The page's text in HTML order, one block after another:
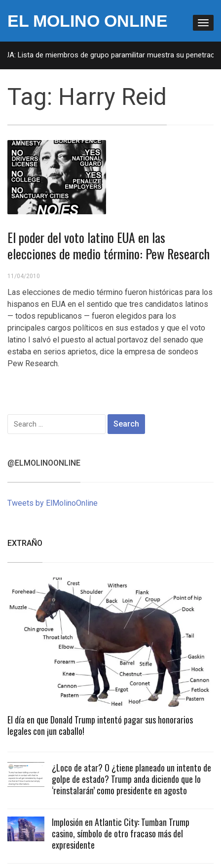
EL MOLINO ONLINE
Lista de miembros de grupo paramilitar muestra su
Tag: Harry Reid
El poder del voto latino EUA en las
elecciones de medio término: Pew Research
11/04/2010
Las elecciones de medio término fueron históricas para los
hispanos en EUA en el sentido que tres candidatos latinos
— todos republicanos — fueron elegidos para los
principales cargos políticos en sus estados y que el voto
latino l salvó el puesto al actual portavoz del senado que
estaba en serios aprietos, dice la empresa de sondeos
Pew Research.
Search
for:
@ELMOLINOONLINE
Tweets by ElMolinoOnline
EXTRAÑO
El día en que Donald Trump intentó pagar sus honorarios
legales con ¡un caballo!
¿Loco de atar? O ¿tiene planeado un intento de
golpe de estado? Trump anda diciendo que lo
‘reinstalarán’ como presidente en agosto
Implosión en Atlantic City: Tumban Trump
casino, símbolo de otro fracaso más del
expresidente